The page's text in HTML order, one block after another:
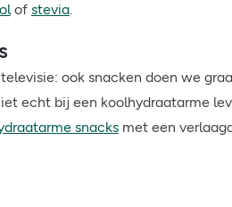
of stevia.
ook snacken doen we
echt bij een koolhydraatarme
snacksmet een